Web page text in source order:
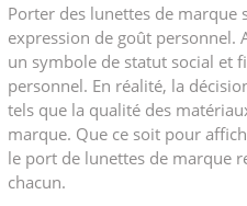
Porter des lunettes de marque
expression de goût personnel.
un symbole de statut social et
personnel. En réalité, la
tels que la qualité des
marque. Que ce soit pour
le port de lunettes de marque
chacun.